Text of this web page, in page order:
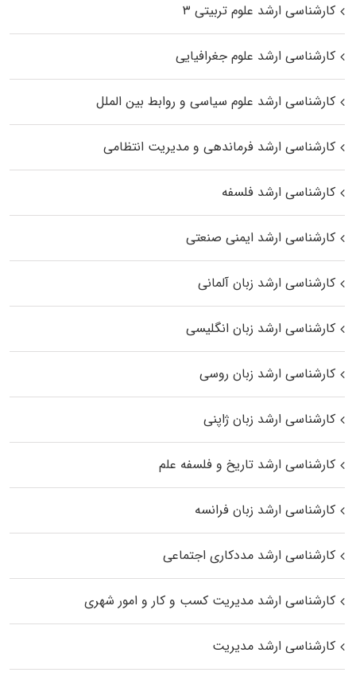
کارشناسی ارشد علوم تربیتی ۳
کارشناسی ارشد علوم جغرافیایی
کارشناسی ارشد علوم سیاسی و روابط بین الملل
کارشناسی ارشد فرماندهی و مدیریت انتظامی
کارشناسی ارشد فلسفه
کارشناسی ارشد ایمنی صنعتی
کارشناسی ارشد زبان آلمانی
کارشناسی ارشد زبان انگلیسی
کارشناسی ارشد زبان روسی
کارشناسی ارشد زبان ژاپنی
کارشناسی ارشد تاریخ و فلسفه علم
کارشناسی ارشد زبان فرانسه
کارشناسی ارشد مددکاری اجتماعی
کارشناسی ارشد مدیریت کسب و کار و امور شهری
کارشناسی ارشد مدیریت